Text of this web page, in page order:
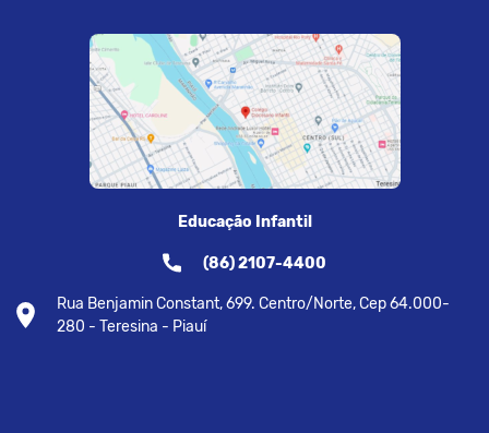
Educação Infantil
(86) 2107-4400
Rua Benjamin Constant, 699. Centro/Norte, Cep 64.000-
280 - Teresina - Piauí